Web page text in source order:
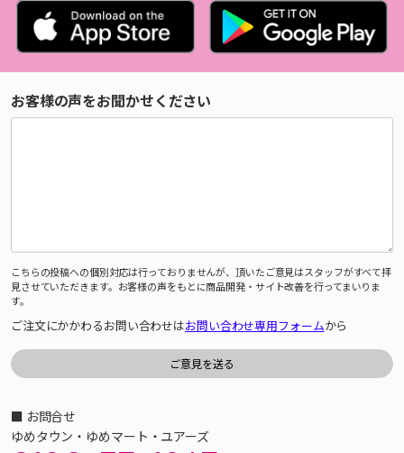
お客様の声をお聞かせください
こちらの投稿への個別対応は行っておりませんが、頂いたご意見はスタッフがすべて拝
見させていただきます。お客様の声をもとに商品開発・サイト改善を行ってまいりま
す。
ご注文にかかわるお問い合わせはお問い合わせ専用フォームから
■ お問合せ
ゆめタウン・ゆめマート・ユアーズ